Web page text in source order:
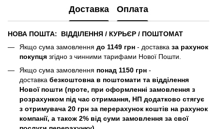
Доставка Оплата
НОВА ПОШТА: ВІДДІЛЕННЯ / КУРЬЄР / ПОШТОМАТ
Якщо сума замовлення до 1149 грн - доставка за рахунок
покупця згідно з чинними тарифами Нової Пошти.
Якщо сума замовлення понад 1150 грн -
доставка безкоштовна в поштомати та відділення
Нової пошти (проте, при оформленні замовлення з
розрахунком під час отримання, НП додатково стягує
з отримувача 20 грн за перерахунок коштів на рахунок
компанії, а також 2% від суми замовлення за свої